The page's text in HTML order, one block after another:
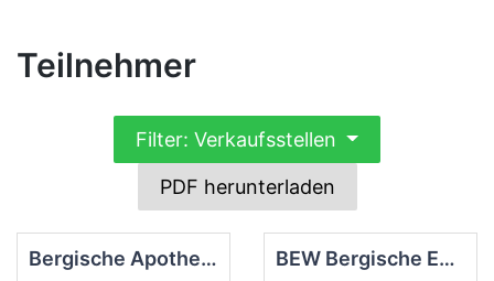
Teilnehmer
Filter: Verkaufsstellen
PDF herunterladen
Bergische Apotheke BEW Bergische Energie- und Wasser GmbH